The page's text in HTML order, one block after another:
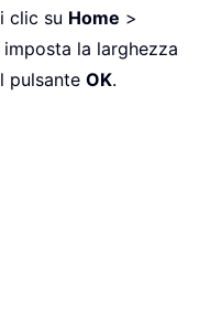
clic su Home >
imposta la larghezza
pulsante OK.